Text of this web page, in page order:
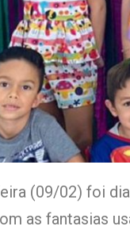
(09/02) foi
as fantasias